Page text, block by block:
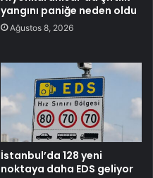
yangını paniğe neden oldu
Ağustos 8, 2026
İstanbul’da 128 yeni
noktaya daha EDS geliyor